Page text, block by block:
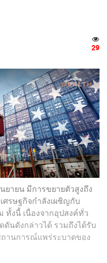
29
ยายน มีการขยายตัวสูงถึง
ศรษฐกิจกำลังเผชิญกับ
งนี้ เนื่องจากอุปสงค์ทั่ว
นดังกล่าวได้ รวมถึงได้รับ
านการณ์แพร่ระบาดของ